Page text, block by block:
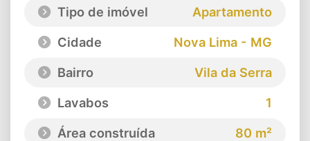
Tipo de imóvel
Apartamento
Cidade
Nova Lima - MG
Bairro
Vila da Serra
Lavabos
1
Área construída
80 m²